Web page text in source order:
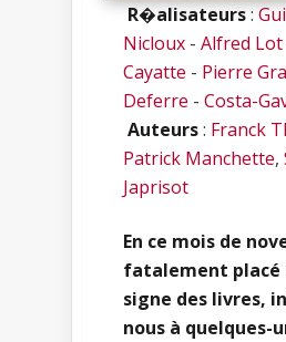
R�alisateurs:
Nicloux - Alfred Lot
Cayatte - Pierre
Deferre - Costa-
Auteurs: Franck
Patrick Manchette,
Japrisot
En ce mois de
fatalement placé
signe des livres,
nous à quelques-